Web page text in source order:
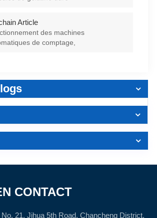
Article
des machines
de comptage,
CONTACT
21, Jihua 5th Road, Chancheng District,